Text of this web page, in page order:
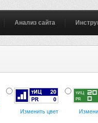
Анализ сайта
Изменить цвет